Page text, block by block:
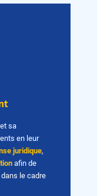
sa
en leur
juridique,
afin de
le cadre